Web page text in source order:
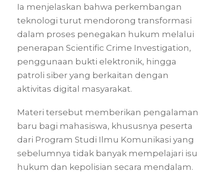
Ia menjelaskan bahwa perkembangan
teknologi turut mendorong transformasi
dalam proses penegakan hukum melalui
penerapan Scientific Crime Investigation,
penggunaan bukti elektronik, hingga
patroli siber yang berkaitan dengan
aktivitas digital masyarakat.
Materi tersebut memberikan pengalaman
baru bagi mahasiswa, khususnya peserta
dari Program Studi Ilmu Komunikasi yang
sebelumnya tidak banyak mempelajari isu
hukum dan kepolisian secara mendalam.